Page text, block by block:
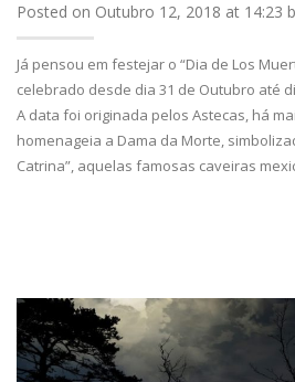
Posted on Outubro 12, 2018 at 14:23
Já pensou em festejar o “Dia de Los
celebrado desde dia 31 de Outubro até
A data foi originada pelos Astecas, há
homenageia a Dama da Morte,
Catrina”, aquelas famosas caveiras